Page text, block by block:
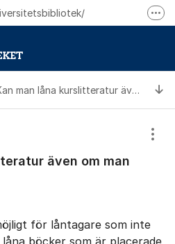
Kan man låna kurslitteratur även om man inte är student?
även om man
för låntagare som inte
böcker som är placerade